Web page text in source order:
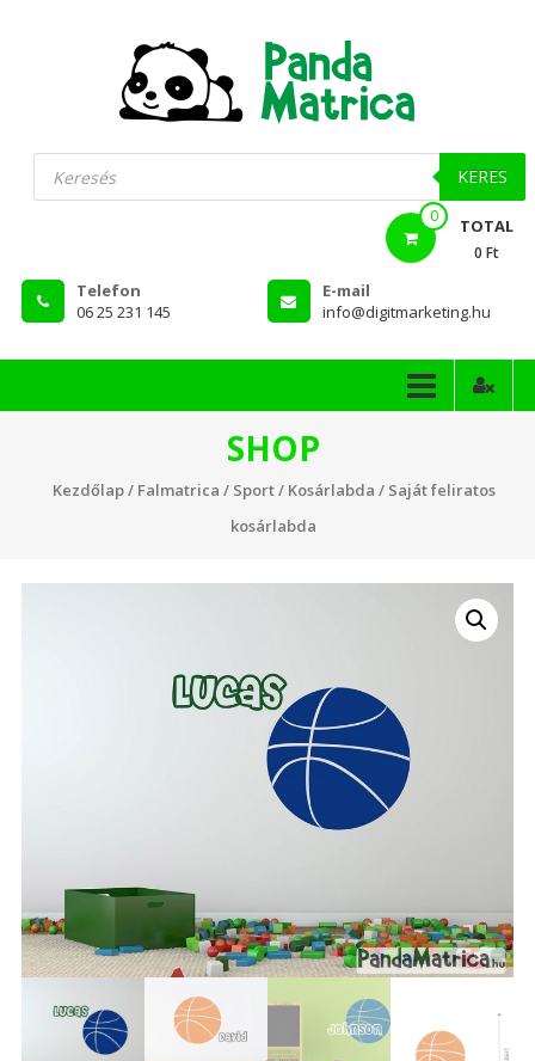
PandaMatrica
falmatrica
Products
search KERES
0 TOTAL
0 Ft
Telefon
06 25 231 145
E-mail
info@digitmarketing.hu
SHOP
Kezdőlap/ Falmatrica / Sport/ Kosárlabda / Saját feliratos
kosárlabda